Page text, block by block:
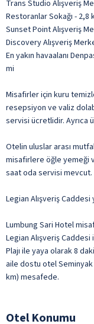
Trans Studio Alışveriş
Restoranlar Sokağı - 2,8
Sunset Point Alışveriş
Discovery Alışveriş
En yakın havaalanı
mi
Misafirler için kuru
resepsiyon ve valiz
servisi ücretlidir. Ayrıca
Otelin uluslar arası
misafirlere öğle yemeği
saat oda servisi mevcut.
Legian Alışveriş Caddesi
Lumbung Sari Hotel
Legian Alışveriş
Plajı ile yaya olarak 8
aile dostu otel Seminyak
km) mesafede.
Otel Konumu